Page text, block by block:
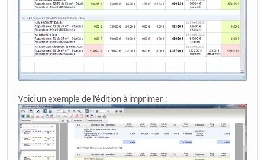
Voici un exemple de l'édition à imprimer :